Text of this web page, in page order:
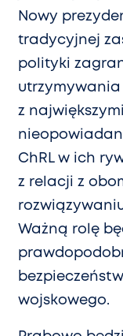
Nowy
tradycyjnej
polityki
z
ChRL w ich
z relacji z
Ważną rolę
wojskowego.